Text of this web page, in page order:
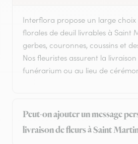
Interflora propose un large choix
florales de deuil livrables à Saint
gerbes, couronnes, coussins et
Nos fleuristes assurent la
funérarium ou au lieu de
Peut-on ajouter un message
livraison de fleurs à Saint